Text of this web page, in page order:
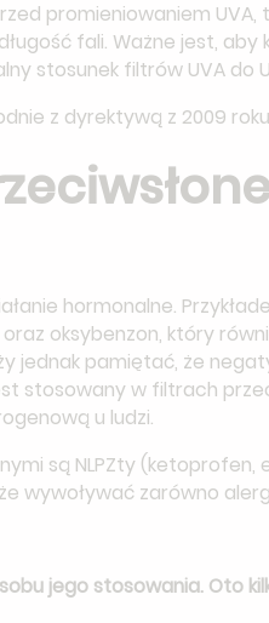
promieniowaniem UVA,
fali. Ważne jest, aby
stosunek filtrów UVA do
z dyrektywą z 2009
hormonalne.
oksybenzon, który
jednak pamiętać, że
stosowany w filtrach
u ludzi.
są NLPZty
wywoływać zarówno
jego stosowania. Oto